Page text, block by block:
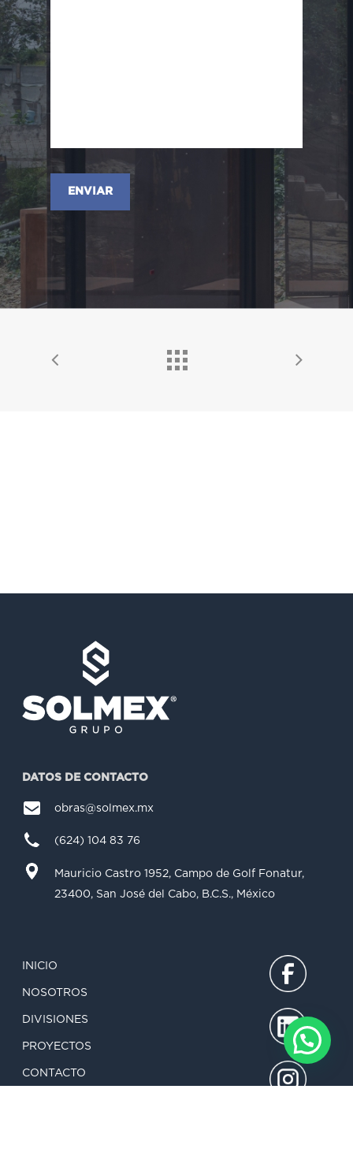
Alternative:
DATOS DE CONTACTO
obras@solmex.mx
(624) 104 83 76
Mauricio Castro 1952, Campo de Golf Fonatur,
23400, San José del Cabo, B.C.S., México
INICIO
NOSOTROS
DIVISIONES
PROYECTOS
CONTACTO